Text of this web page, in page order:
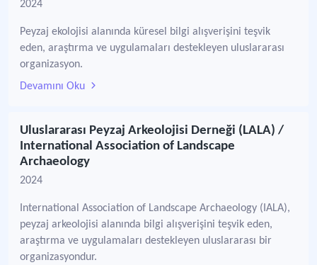
2024
Peyzaj ekolojisi alanında küresel bilgi alışverişini teşvik
eden, araştırma ve uygulamaları destekleyen uluslararası
organizasyon.
Devamını Oku
Uluslararası Peyzaj Arkeolojisi Derneği (LALA) /
International Association of Landscape
Archaeology
2024
International Association of Landscape Archaeology (IALA),
peyzaj arkeolojisi alanında bilgi alışverişini teşvik eden,
araştırma ve uygulamaları destekleyen uluslararası bir
organizasyondur.